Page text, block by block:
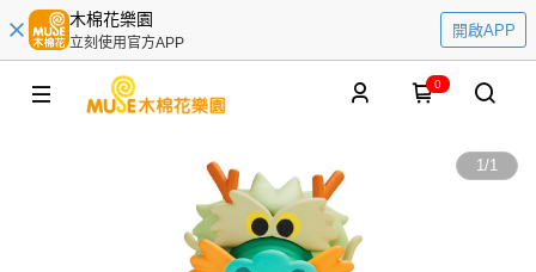
木棉花樂園
立刻使用官方APP
開啟APP
0
1/1